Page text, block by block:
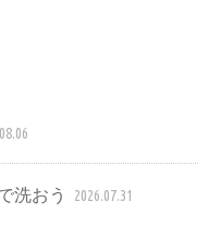
洗おう 2026.07.31